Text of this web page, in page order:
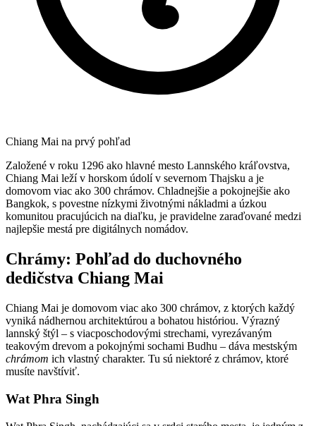
Chiang Mai na prvý pohľad
Založené v roku 1296 ako hlavné mesto Lannského kráľovstva,
Chiang Mai leží v horskom údolí v severnom Thajsku a je
domovom viac ako 300 chrámov. Chladnejšie a pokojnejšie ako
Bangkok, s povestne nízkymi životnými nákladmi a úzkou
komunitou pracujúcich na diaľku, je pravidelne zaraďované medzi
najlepšie mestá pre digitálnych nomádov.
Chrámy: Pohľad do duchovného
dedičstva Chiang Mai
Chiang Mai je domovom viac ako 300 chrámov, z ktorých každý
vyniká nádhernou architektúrou a bohatou históriou. Výrazný
lannský štýl – s viacposchodovými strechami, vyrezávaným
teakovým drevom a pokojnými sochami Budhu – dáva mestským
chrámom ich vlastný charakter. Tu sú niektoré z chrámov, ktoré
musíte navštíviť.
Wat Phra Singh